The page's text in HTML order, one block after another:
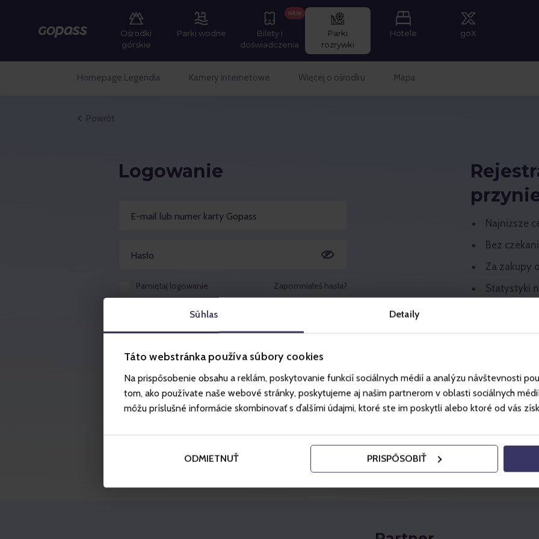
Súhlas Detaily
Táto webstránka používa súbory cookies
Na prispôsobenie obsahu a reklám, poskytovanie funkcií sociálnych médií a analýzu návštevnosti
tom, ako používate naše webové stránky, poskytujeme aj našim partnerom v oblasti sociálnych
môžu príslušné informácie skombinovať s ďalšími údajmi, ktoré ste im poskytli alebo ktoré od vás
ODMIETNUŤ PRISPÔSOBIŤ
Gopass
Ośrodki
górskie
Parki wodne
Bilety i
doświadczenia
NEW
Parki
rozrywki
Hotele goX
Homepage Legendia Kamery internetowe Więcej o ośrodku Mapa
Powrót
Logowanie
E-mail lub numer karty Gopass
Hasło
Pamiętaj logowanie Zapomniałeś hasła?
Logowanie
Najniższe
Bez
Za zakupy
Statystyki
Uzyskaj
online